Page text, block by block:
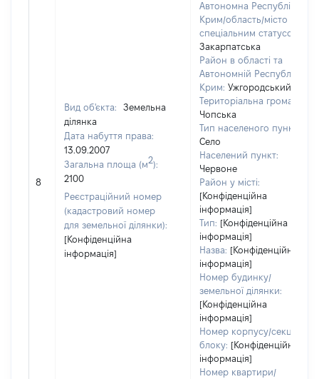
8
Вид об'єкта:
Земельна
ділянка
Дата набуття права:
13.09.2007
Загальна площа (м2):
2100
Реєстраційний номер
(кадастровий номер
для земельної ділянки):
[Конфіденційна
інформація]
Автономна Республіка
Крим/область/місто зі
спеціальним статусом:
Закарпатська
Район в області та
Автономній Республіці
Крим: Ужгородський
Територіальна громада:
Чопська
Тип населеного пункту:
Село
Населений пункт:
Червоне
Район у місті:
[Конфіденційна
інформація]
Тип: [Конфіденційна
інформація]
Назва: [Конфіденційна
інформація]
Номер будинку/
земельної ділянки:
[Конфіденційна
інформація]
Номер корпусу/секції/
блоку: [Конфіденційна
інформація]
Номер квартири/